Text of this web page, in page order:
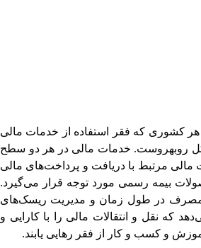
کشوری که فقر استفاده از خدمات مالی
روبه­روست. خدمات مالی در هر دو سطح
مالی مرتبط با دریافت و پرداخت‌های مالی
بیمه رسمی مورد توجه قرار می‌گیرد.
مصرف در طول زمان و مدیریت ریسک‌های
که نقل و انتقالات مالی را با کارایی و
و کسب و کار از فقر رهایی یابند.